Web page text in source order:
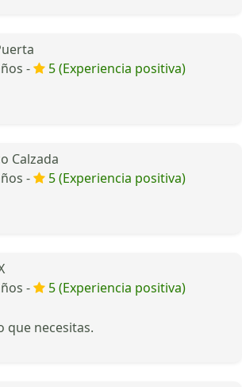
-
5 (Experiencia positiva)
Calzada
-
5 (Experiencia positiva)
-
5 (Experiencia positiva)
que necesitas.